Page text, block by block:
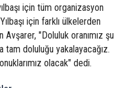
için tüm organizasyon
için farklı ülkelerden
"Doluluk oranımız şu
tam doluluğu yakalayacağız.
olacak" dedi.